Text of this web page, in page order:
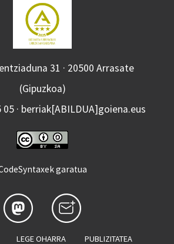
31 · 20500 Arrasate
(Gipuzkoa)
05 · berriak[ABILDUA]goiena.eus
garatua
LEGE OHARRA PUBLIZITATEA